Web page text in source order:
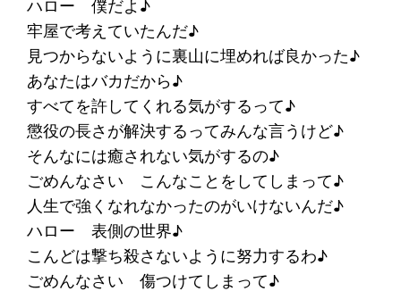
ハロー 僕だよ♪
牢屋で考えていたんだ♪
見つからないように裏山に埋めれば良かった♪
あなたはバカだから♪
すべてを許してくれる気がするって♪
懲役の長さが解決するってみんな言うけど♪
そんなには癒されない気がするの♪
ごめんなさい こんなことをしてしまって♪
人生で強くなれなかったのがいけないんだ♪
ハロー 表側の世界♪
こんどは撃ち殺さないように努力するわ♪
ごめんなさい 傷つけてしまって♪